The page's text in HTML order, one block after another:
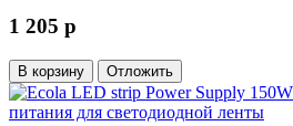
1 205 p
В корзину Отложить